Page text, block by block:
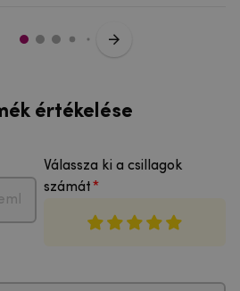
értékelése
Válassza ki a csillagok
számát